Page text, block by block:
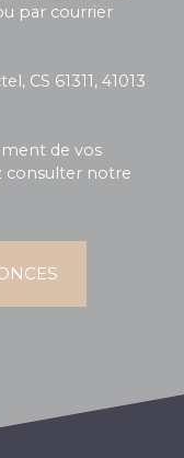
par courrier
CS 61311, 41013
de vos
consulter notre